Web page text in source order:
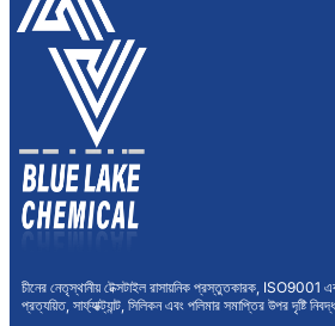
চীনের নেতৃস্থানীয় টেক্সটাইল রাসায়নিক প্রস্তুতকারক,
প্রত্যয়িত, সার্ফ্যাক্ট্যান্ট, সিলিকন এবং পলিমার সমাপ্তির উপর দৃষ্টি